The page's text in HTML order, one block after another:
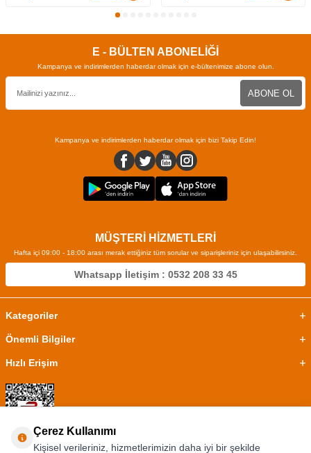
E - BÜLTEN ABONELİĞİ
Kampanya ve indirimlerden haberdar olmak için e-bültenimize abone olun.
ABONE OL
Kampanya ve indirimlerden haberdar olmak için bizi Takip Edin!
MÜŞTERİ HİZMETLERİ
Hafta içi 09:00 - 18:00 arası merak ettiğiniz tüm sorular ve siparişleriniz için ulaşabilirsiniz.
Whatsapp İletişim : 0532 208 33 45
Kategoriler
Önemli Bilgiler
Hızlı Erişim
Çerez Kullanımı
Kişisel verileriniz, hizmetlerimizin daha iyi bir şekilde